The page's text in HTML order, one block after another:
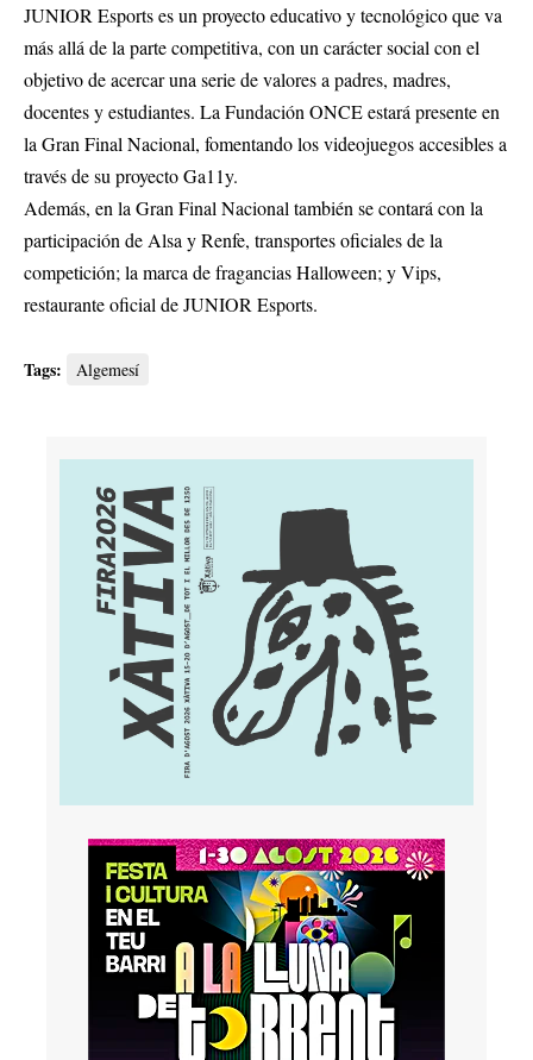
JUNIOR Esports es un proyecto educativo y tecnológico que va
más allá de la parte competitiva, con un carácter social con el
objetivo de acercar una serie de valores a padres, madres,
docentes y estudiantes. La Fundación ONCE estará presente en
la Gran Final Nacional, fomentando los videojuegos accesibles a
través de su proyecto Ga11y.
Además, en la Gran Final Nacional también se contará con la
participación de Alsa y Renfe, transportes oficiales de la
competición; la marca de fragancias Halloween; y Vips,
restaurante oficial de JUNIOR Esports.
Tags: Algemesí